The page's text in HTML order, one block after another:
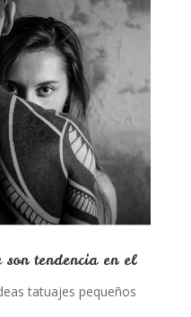
tendencia en el
tatuajes pequeños